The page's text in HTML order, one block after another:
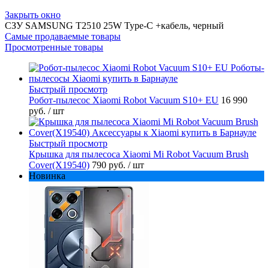
Закрыть окно
СЗУ SAMSUNG T2510 25W Type-C +кабель, черный
Самые продаваемые товары
Просмотренные товары
Быстрый просмотр
Робот-пылесос Xiaomi Robot Vacuum S10+ EU 16 990
руб. / шт
Быстрый просмотр
Крышка для пылесоса Xiaomi Mi Robot Vacuum Brush
Cover(X19540) 790 руб. / шт
Новинка